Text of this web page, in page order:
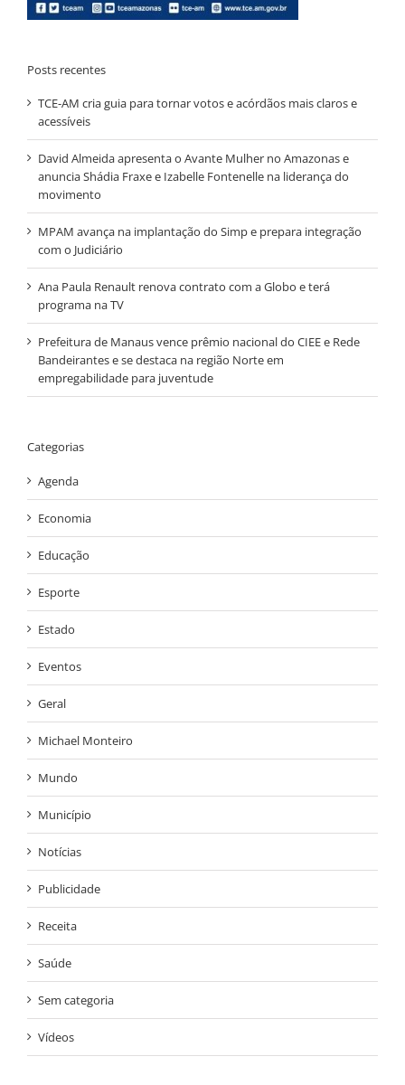
Posts recentes
TCE-AM cria guia para tornar votos e acórdãos mais claros e
acessíveis
David Almeida apresenta o Avante Mulher no Amazonas e
anuncia Shádia Fraxe e Izabelle Fontenelle na liderança do
movimento
MPAM avança na implantação do Simp e prepara integração
com o Judiciário
Ana Paula Renault renova contrato com a Globo e terá
programa na TV
Prefeitura de Manaus vence prêmio nacional do CIEE e Rede
Bandeirantes e se destaca na região Norte em
empregabilidade para juventude
Categorias
Agenda
Economia
Educação
Esporte
Estado
Eventos
Geral
Michael Monteiro
Mundo
Município
Notícias
Publicidade
Receita
Saúde
Sem categoria
Vídeos